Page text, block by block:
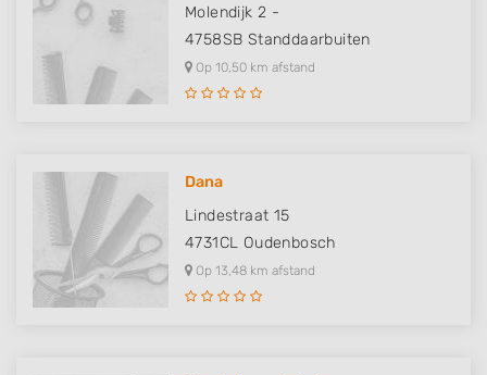
Molendijk 2 -
4758SB Standdaarbuiten
Op 10,50 km afstand
Dana
Lindestraat 15
4731CL Oudenbosch
Op 13,48 km afstand